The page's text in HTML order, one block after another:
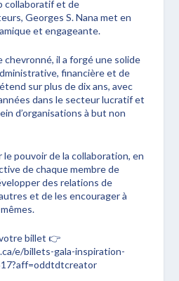
collaboratif et de
Georges S. Nana met en
et engageante.
il a forgé une solide
financière et de
sur plus de dix ans, avec
dans le secteur lucratif et
d’organisations à but non
pouvoir de la collaboration, en
de chaque membre de
des relations de
et de les encourager à
billet 👉
e/billets-gala-inspiration-